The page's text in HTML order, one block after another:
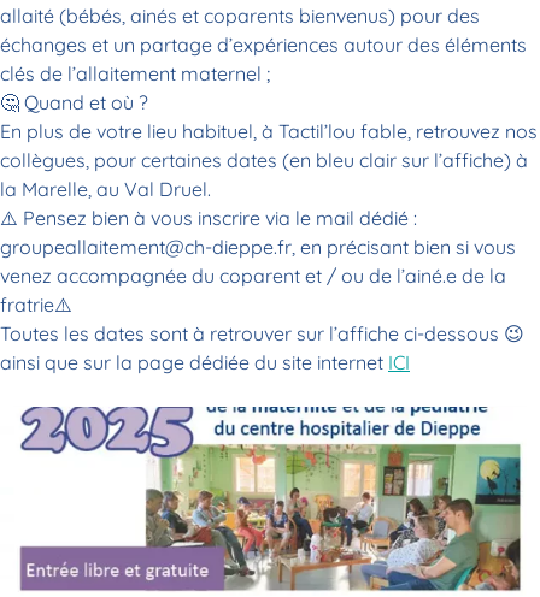
allaité (bébés, ainés et coparents bienvenus) pour des
échanges et un partage d’expériences autour des éléments
clés de l’allaitement maternel ;
🤔 Quand et où ?
En plus de votre lieu habituel, à Tactil’lou fable, retrouvez nos
collègues, pour certaines dates (en bleu clair sur l’affiche) à
la Marelle, au Val Druel.
⚠️ Pensez bien à vous inscrire via le mail dédié :
groupeallaitement@ch-dieppe.fr, en précisant bien si vous
venez accompagnée du coparent et / ou de l’ainé.e de la
fratrie⚠️
Toutes les dates sont à retrouver sur l’affiche ci-dessous 😉
ainsi que sur la page dédiée du site internet ICI